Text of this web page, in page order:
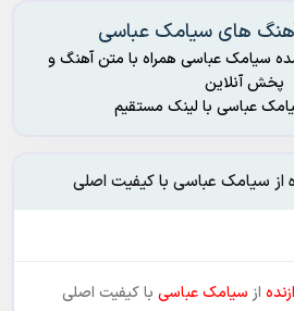
آهنگ های سیامک عباسی
سیامک عباسی همراه با متن آهنگ و
پخش آنلاین
عباسی با لینک مستقیم
از سیامک عباسی با کیفیت اصلی
از سیامک عباسی با کیفیت اصلی